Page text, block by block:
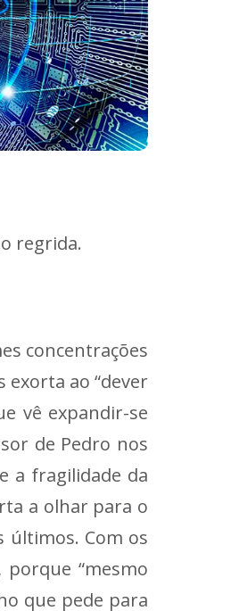
regrida.
concentrações
ao “dever
vê expandir-se
de Pedro nos
a fragilidade da
a olhar para o
últimos. Com os
“mesmo
que pede para